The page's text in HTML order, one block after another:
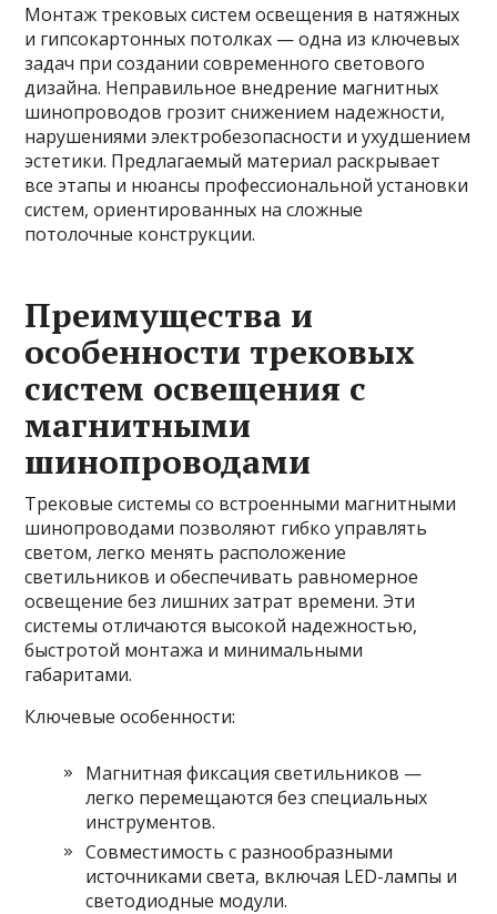
Монтаж трековых систем освещения в натяжных
и гипсокартонных потолках — одна из ключевых
задач при создании современного светового
дизайна. Неправильное внедрение магнитных
шинопроводов грозит снижением надежности,
нарушениями электробезопасности и ухудшением
эстетики. Предлагаемый материал раскрывает
все этапы и нюансы профессиональной установки
систем, ориентированных на сложные
потолочные конструкции.
Преимущества и
особенности трековых
систем освещения с
магнитными
шинопроводами
Трековые системы со встроенными магнитными
шинопроводами позволяют гибко управлять
светом, легко менять расположение
светильников и обеспечивать равномерное
освещение без лишних затрат времени. Эти
системы отличаются высокой надежностью,
быстротой монтажа и минимальными
габаритами.
Ключевые особенности:
Магнитная фиксация светильников —
легко перемещаются без специальных
инструментов.
Совместимость с разнообразными
источниками света, включая LED-лампы и
светодиодные модули.